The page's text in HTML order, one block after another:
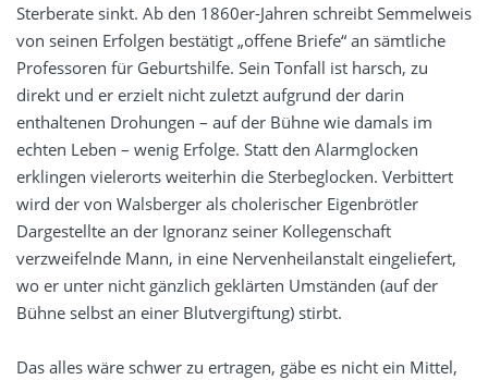
Sterberate sinkt. Ab den 1860er-Jahren schreibt Semmelweis
von seinen Erfolgen bestätigt „offene Briefe“ an sämtliche
Professoren für Geburtshilfe. Sein Tonfall ist harsch, zu
direkt und er erzielt nicht zuletzt aufgrund der darin
enthaltenen Drohungen – auf der Bühne wie damals im
echten Leben – wenig Erfolge. Statt den Alarmglocken
erklingen vielerorts weiterhin die Sterbeglocken. Verbittert
wird der von Walsberger als cholerischer Eigenbrötler
Dargestellte an der Ignoranz seiner Kollegenschaft
verzweifelnde Mann, in eine Nervenheilanstalt eingeliefert,
wo er unter nicht gänzlich geklärten Umständen (auf der
Bühne selbst an einer Blutvergiftung) stirbt.
Das alles wäre schwer zu ertragen, gäbe es nicht ein Mittel,